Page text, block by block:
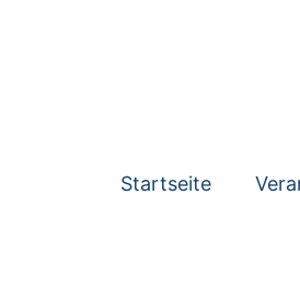
Startseite